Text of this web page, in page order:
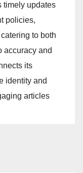
timely updates
policies,
to both
accuracy and
its
identity and
articles